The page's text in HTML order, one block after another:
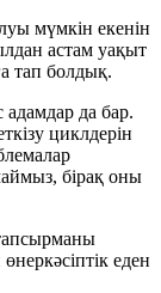
мүмкін екенін
астам уақыт
тап болдық.
адамдар да бар.
циклдерін
бірақ оны
еден